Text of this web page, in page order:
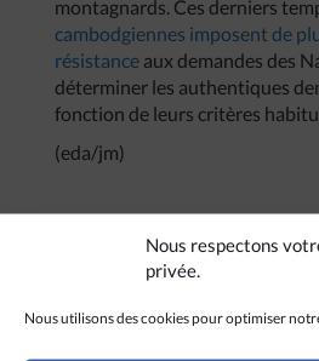
Nous respectons
privée.
Nous utilisons des cookies pour optimiser
montagnards. Ces derniers
cambodgiennes imposent de
résistance aux demandes des
déterminer les authentiques
fonction de leurs critères
(eda/jm)